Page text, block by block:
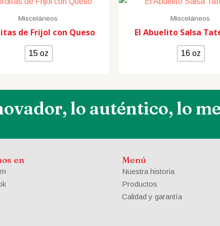
Misceláneos
de Frijol con Queso
15 oz
Misceláneos
El Abuelito Salsa
16 oz
lo auténtico, lo
en Menú
Nuestra historia
Productos
Calidad y garantía